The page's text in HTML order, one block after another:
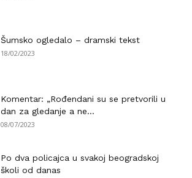
Šumsko ogledalo – dramski tekst
18/02/2023
Komentar: „Rođendani su se pretvorili u
dan za gledanje a ne...
08/07/2023
Po dva policajca u svakoj beogradskoj
školi od danas